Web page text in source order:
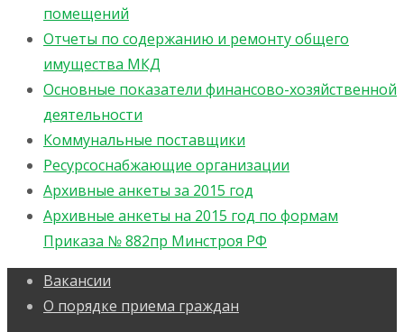
помещений
Отчеты по содержанию и ремонту общего
имущества МКД
Основные показатели финансово-хозяйственной
деятельности
Коммунальные поставщики
Ресурсоснабжающие организации
Архивные анкеты за 2015 год
Архивные анкеты на 2015 год по формам
Приказа № 882пр Минстроя РФ
Вакансии
О порядке приема граждан